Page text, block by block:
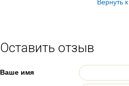
Вернуть
Оставить отзыв
Ваше имя